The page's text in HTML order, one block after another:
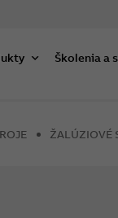
Školenia a
ŽALÚZIOVÉ